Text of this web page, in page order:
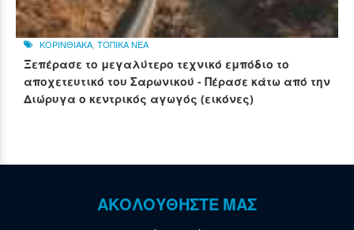
ΚΟΡΙΝΘΙΑΚΑ ΤΟΠΙΚΑ ΝΕΑ
Ξεπέρασε το μεγαλύτερο τεχνικό εμπόδιο το
αποχετευτικό του Σαρωνικού - Πέρασε κάτω από την
Διώρυγα ο κεντρικός αγωγός (εικόνες)
ΑΚΟΛΟΥΘΗΣΤΕ ΜΑΣ